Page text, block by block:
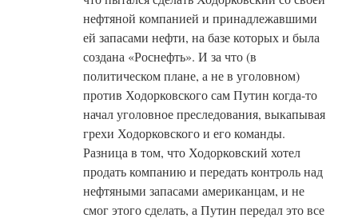
нефтяной компанией и принадлежавшими
ей запасами нефти, на базе которых и была
создана «Роснефть». И за что (в
политическом плане, а не в уголовном)
против Ходорковского сам Путин когда-то
начал уголовное преследования, выкапывая
грехи Ходорковского и его команды.
Разница в том, что Ходорковский хотел
продать компанию и передать контроль над
нефтяными запасами американцам, и не
смог этого сделать, а Путин передал это все